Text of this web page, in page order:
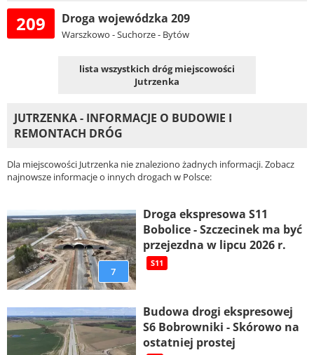
209 Droga wojewódzka 209
Warszkowo - Suchorze - Bytów
lista wszystkich dróg miejscowości
Jutrzenka
JUTRZENKA - INFORMACJE O BUDOWIE I
REMONTACH DRÓG
Dla miejscowości Jutrzenka nie znaleziono żadnych informacji. Zobacz
najnowsze informacje o innych drogach w Polsce:
7
Droga ekspresowa S11
Bobolice - Szczecinek ma być
przejezdna w lipcu 2026 r.
S11
Budowa drogi ekspresowej
S6 Bobrowniki - Skórowo na
ostatniej prostej